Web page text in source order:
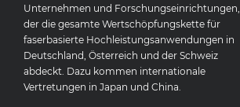
Unternehmen und Forschungseinrichtungen,
der die gesamte Wertschöpfungskette für
faserbasierte Hochleistungsanwendungen in
Deutschland, Österreich und der Schweiz
abdeckt. Dazu kommen internationale
Vertretungen in Japan und China.